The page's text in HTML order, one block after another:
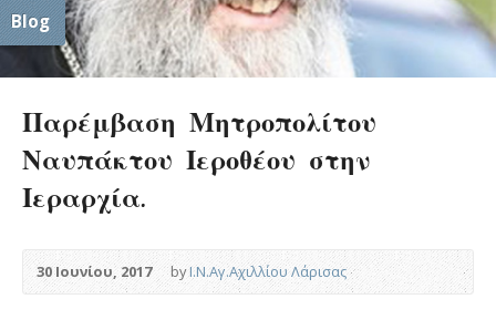
Blog
Παρέμβαση Μητροπολίτου
Ναυπάκτου Ιεροθέου στην
Ιεραρχία.
30 Ιουνίου, 2017 byΙ.Ν.Αγ.Αχιλλίου Λάρισας